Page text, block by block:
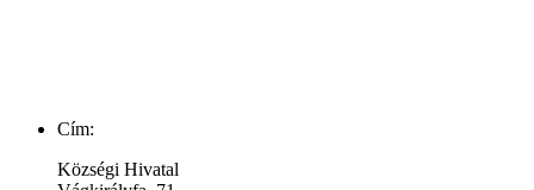
Cím:
Községi Hivatal